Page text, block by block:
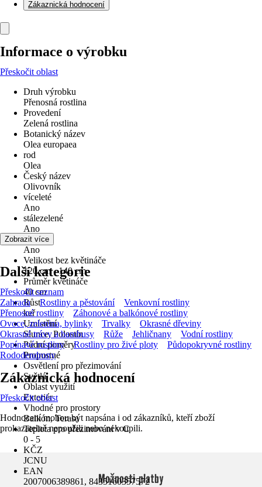
Zákaznická hodnocení
Informace o výrobku
Přeskočit oblast
Druh výrobku
Přenosná rostlina
Provedení
Zelená rostlina
Botanický název
Olea europaea
rod
Olea
Český název
Olivovník
víceleté
Ano
stálezelené
Ano
Květ
Ano
Velikost bez květináče
120 cm - 140 cm
Průměr květináče
40 cm
Růst
keř
Umístění
Slunce, Polostín
Půdní poměry
Propustné
Osvětlení pro přezimování
Světlá
Oblast využití
Exteriér
Vhodné pro prostory
Balkón, Terasa
Teplota pro přezimování v C
0 - 5
KČZ
JCNU
EAN
2007006389861, 8435160357572
Zobrazit více
Další kategorie
Přeskočit seznam
Zahrada
Rostliny a pěstování
Venkovní rostliny
Přenosné rostliny
Záhonové a balkónové rostliny
Ovoce, zelenina, bylinky
Trvalky
Okrasné dřeviny
Okrasné trávy a bambusy
Růže Jehličnany
Vodní rostliny
Popínavé rostliny
Rostliny pro živé ploty
Půdopokryvné rostliny
Rododendrony
Zákaznická hodnocení
Přeskočit oblast
Hodnocení mohou být napsána i od zákazníků, kteří zboží
prokazatelně nepoužili nebo nekoupili.
Možnosti platby